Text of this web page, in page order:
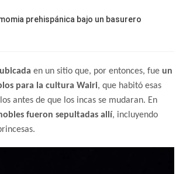
prehispánica bajo un basurero
en un sitio que, por entonces, fue un
para la cultura Wairi, que habitó esas
antes de que los incas se mudaran. En
fueron sepultadas allí, incluyendo